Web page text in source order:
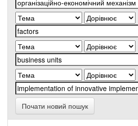
Почати новий пошук